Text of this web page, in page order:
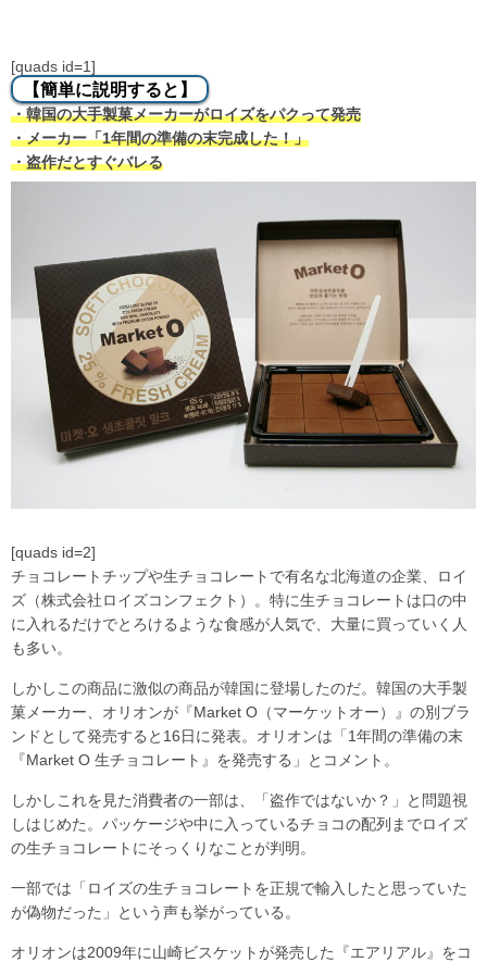
[quads id=1]
【簡単に説明すると】
・韓国の大手製菓メーカーがロイズをパクって発売
・メーカー「1年間の準備の末完成した！」
・盗作だとすぐバレる
[quads id=2]
チョコレートチップや生チョコレートで有名な北海道の企業、ロイ
ズ（株式会社ロイズコンフェクト）。特に生チョコレートは口の中
に入れるだけでとろけるような食感が人気で、大量に買っていく人
も多い。
しかしこの商品に激似の商品が韓国に登場したのだ。韓国の大手製
菓メーカー、オリオンが『Market O（マーケットオー）』の別ブラ
ンドとして発売すると16日に発表。オリオンは「1年間の準備の末
『Market O 生チョコレート』を発売する」とコメント。
しかしこれを見た消費者の一部は、「盗作ではないか？」と問題視
しはじめた。パッケージや中に入っているチョコの配列までロイズ
の生チョコレートにそっくりなことが判明。
一部では「ロイズの生チョコレートを正規で輸入したと思っていた
が偽物だった」という声も挙がっている。
オリオンは2009年に山崎ビスケットが発売した『エアリアル』をコ